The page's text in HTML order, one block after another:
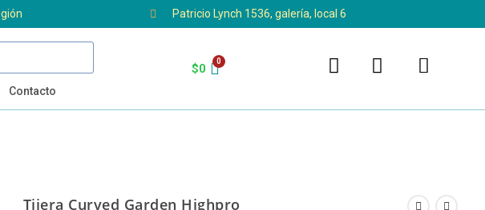
Patricio Lynch 1536, galería, local 6
Contacto
$0
Tijera Curved Garden Highpro